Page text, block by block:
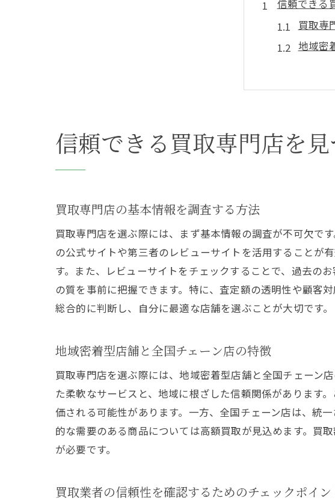
信頼できる
買取専
地域密
買取
専門家
買取
兵庫県姫路
地域で
高額査
顧客サ
買取額の透
契約条
過去
不明瞭
口コミ
信頼できる買取専門店を
買取専門店の基本情報を調査する方法
買取専門店を選ぶ際には、まず基本情報の調査が不可欠で
の公式サイトや第三者のレビューサイトを活用することが
す。また、レビューサイトをチェックすることで、過去の
の質を事前に把握できます。特に、査定額の透明性や顧客
総合的に判断し、自分に最適な店舗を選ぶことが大切です。
地域密着型店舗と全国チェーン店の特徴
買取専門店を選ぶ際には、地域密着型店舗と全国チェーン
た柔軟なサービスと、地域に根ざした信頼関係があります
価される可能性があります。一方、全国チェーン店は、統
的な需要のある商品については高額買取が見込めます。買
が必要です。
買取業者の信頼性を確認するためのチェックポイン